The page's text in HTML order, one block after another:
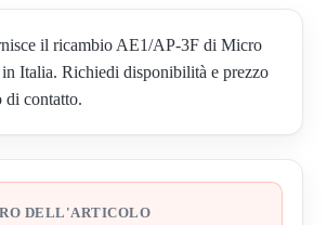
il ricambio AE1/AP-3F di Micro
Italia. Richiedi disponibilità e prezzo
di contatto.
DELL'ARTICOLO